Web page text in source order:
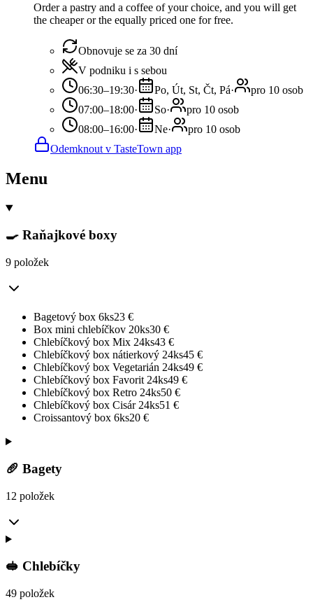
Order a pastry and a coffee of your choice, and you will get
the cheaper or the equally priced one for free.
Obnovuje se za 30 dní
V podniku i s sebou
06:30–19:30· Po, Út, St, Čt, Pá·
pro 10 osob
07:00–18:00· So·
pro 10 osob
08:00–16:00· Ne·
pro 10 osob
Odemknout v TasteTown app
Menu
🍳 Raňajkové boxy
9 položek
Bagetový box 6ks23 €
Box mini chlebíčkov 20ks30 €
Chlebíčkový box Mix 24ks43 €
Chlebíčkový box nátierkový 24ks45 €
Chlebíčkový box Vegetarián 24ks49 €
Chlebíčkový box Favorit 24ks49 €
Chlebíčkový box Retro 24ks50 €
Chlebíčkový box Cisár 24ks51 €
Croissantový box 6ks20 €
🥖 Bagety
12 položek
🥪 Chlebíčky
49 položek